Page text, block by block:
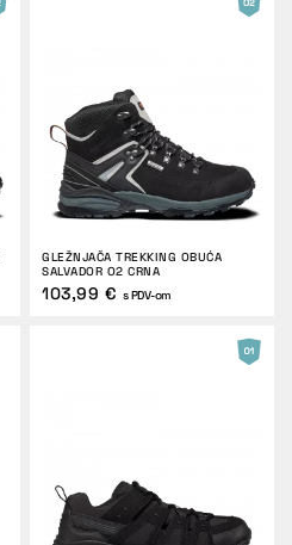
GLEŽNJAČA TREKKING OBUĆA
SALVADOR O2 CRNA
103,99 € s PDV-om